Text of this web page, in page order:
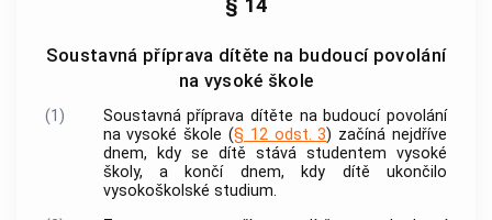
§ 14
Soustavná příprava dítěte na budoucí povolání
na vysoké škole
(1)
Soustavná příprava dítěte na budoucí povolání
na vysoké škole (§ 12 odst. 3) začíná nejdříve
dnem, kdy se dítě stává studentem vysoké
školy, a končí dnem, kdy dítě ukončilo
vysokoškolské studium.